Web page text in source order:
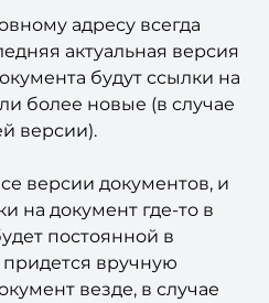
адресу всегда
актуальная версия
будут ссылки на
более новые (в случае
версии).
версии документов, и
на документ где-то в
постоянной в
вручную
везде, в случае